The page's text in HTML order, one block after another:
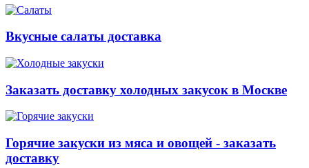
Вкусные салаты доставка
Заказать доставку холодных закусок в Москве
Горячие закуски из мяса и овощей - заказать
доставку